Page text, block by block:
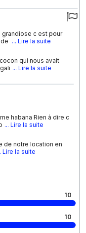
grandiose c est pour
... Lire la suite
qui nous avait
... Lire la suite
habana Rien à dire c
... Lire la suite
de notre location en
Lire la suite
10
10